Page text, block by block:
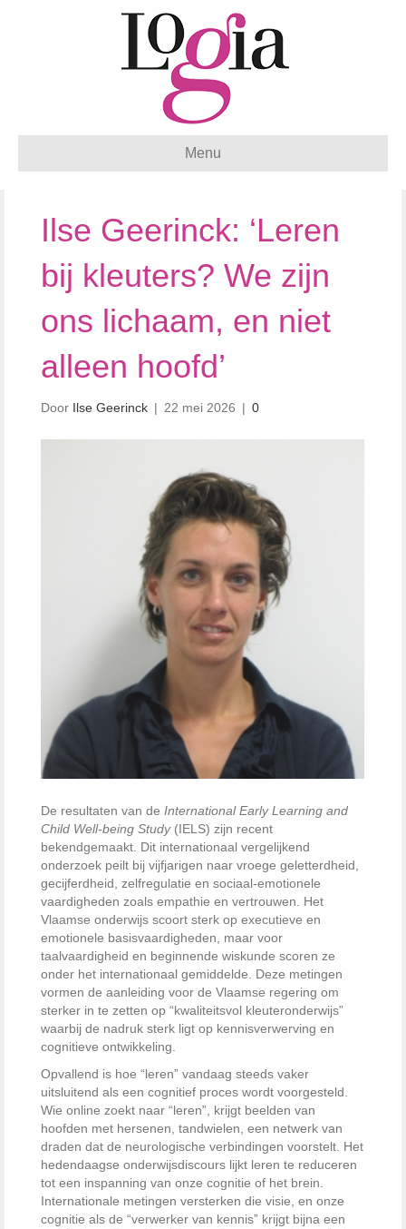
Menu
Ilse Geerinck: ‘Leren
bij kleuters? We zijn
ons lichaam, en niet
alleen hoofd’
Door Ilse Geerinck | 22 mei 2026 | 0
De resultaten van de International Early Learning and
Child Well-being Study(IELS) zijn recent
bekendgemaakt. Dit internationaal vergelijkend
onderzoek peilt bij vijfjarigen naar vroege geletterdheid,
gecijferdheid, zelfregulatie en sociaal-emotionele
vaardigheden zoals empathie en vertrouwen. Het
Vlaamse onderwijs scoort sterk op executieve en
emotionele basisvaardigheden, maar voor
taalvaardigheid en beginnende wiskunde scoren ze
onder het internationaal gemiddelde. Deze metingen
vormen de aanleiding voor de Vlaamse regering om
sterker in te zetten op “kwaliteitsvol kleuteronderwijs”
waarbij de nadruk sterk ligt op kennisverwerving en
cognitieve ontwikkeling.
Opvallend is hoe “leren” vandaag steeds vaker
uitsluitend als een cognitief proces wordt voorgesteld.
Wie online zoekt naar “leren”, krijgt beelden van
hoofden met hersenen, tandwielen, een netwerk van
draden dat de neurologische verbindingen voorstelt. Het
hedendaagse onderwijsdiscours lijkt leren te reduceren
tot een inspanning van onze cognitie of het brein.
Internationale metingen versterken die visie, en onze
cognitie als de “verwerker van kennis” krijgt bijna een